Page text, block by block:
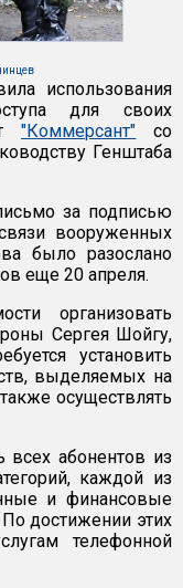
использования
для своих
"Коммерсант" со
Генштаба
за подписью
вооруженных
было разослано
еще 20 апреля.
организовать
Сергея Шойгу,
установить
выделяемых на
осуществлять
всех абонентов из
каждой из
и финансовые
достижении этих
телефонной